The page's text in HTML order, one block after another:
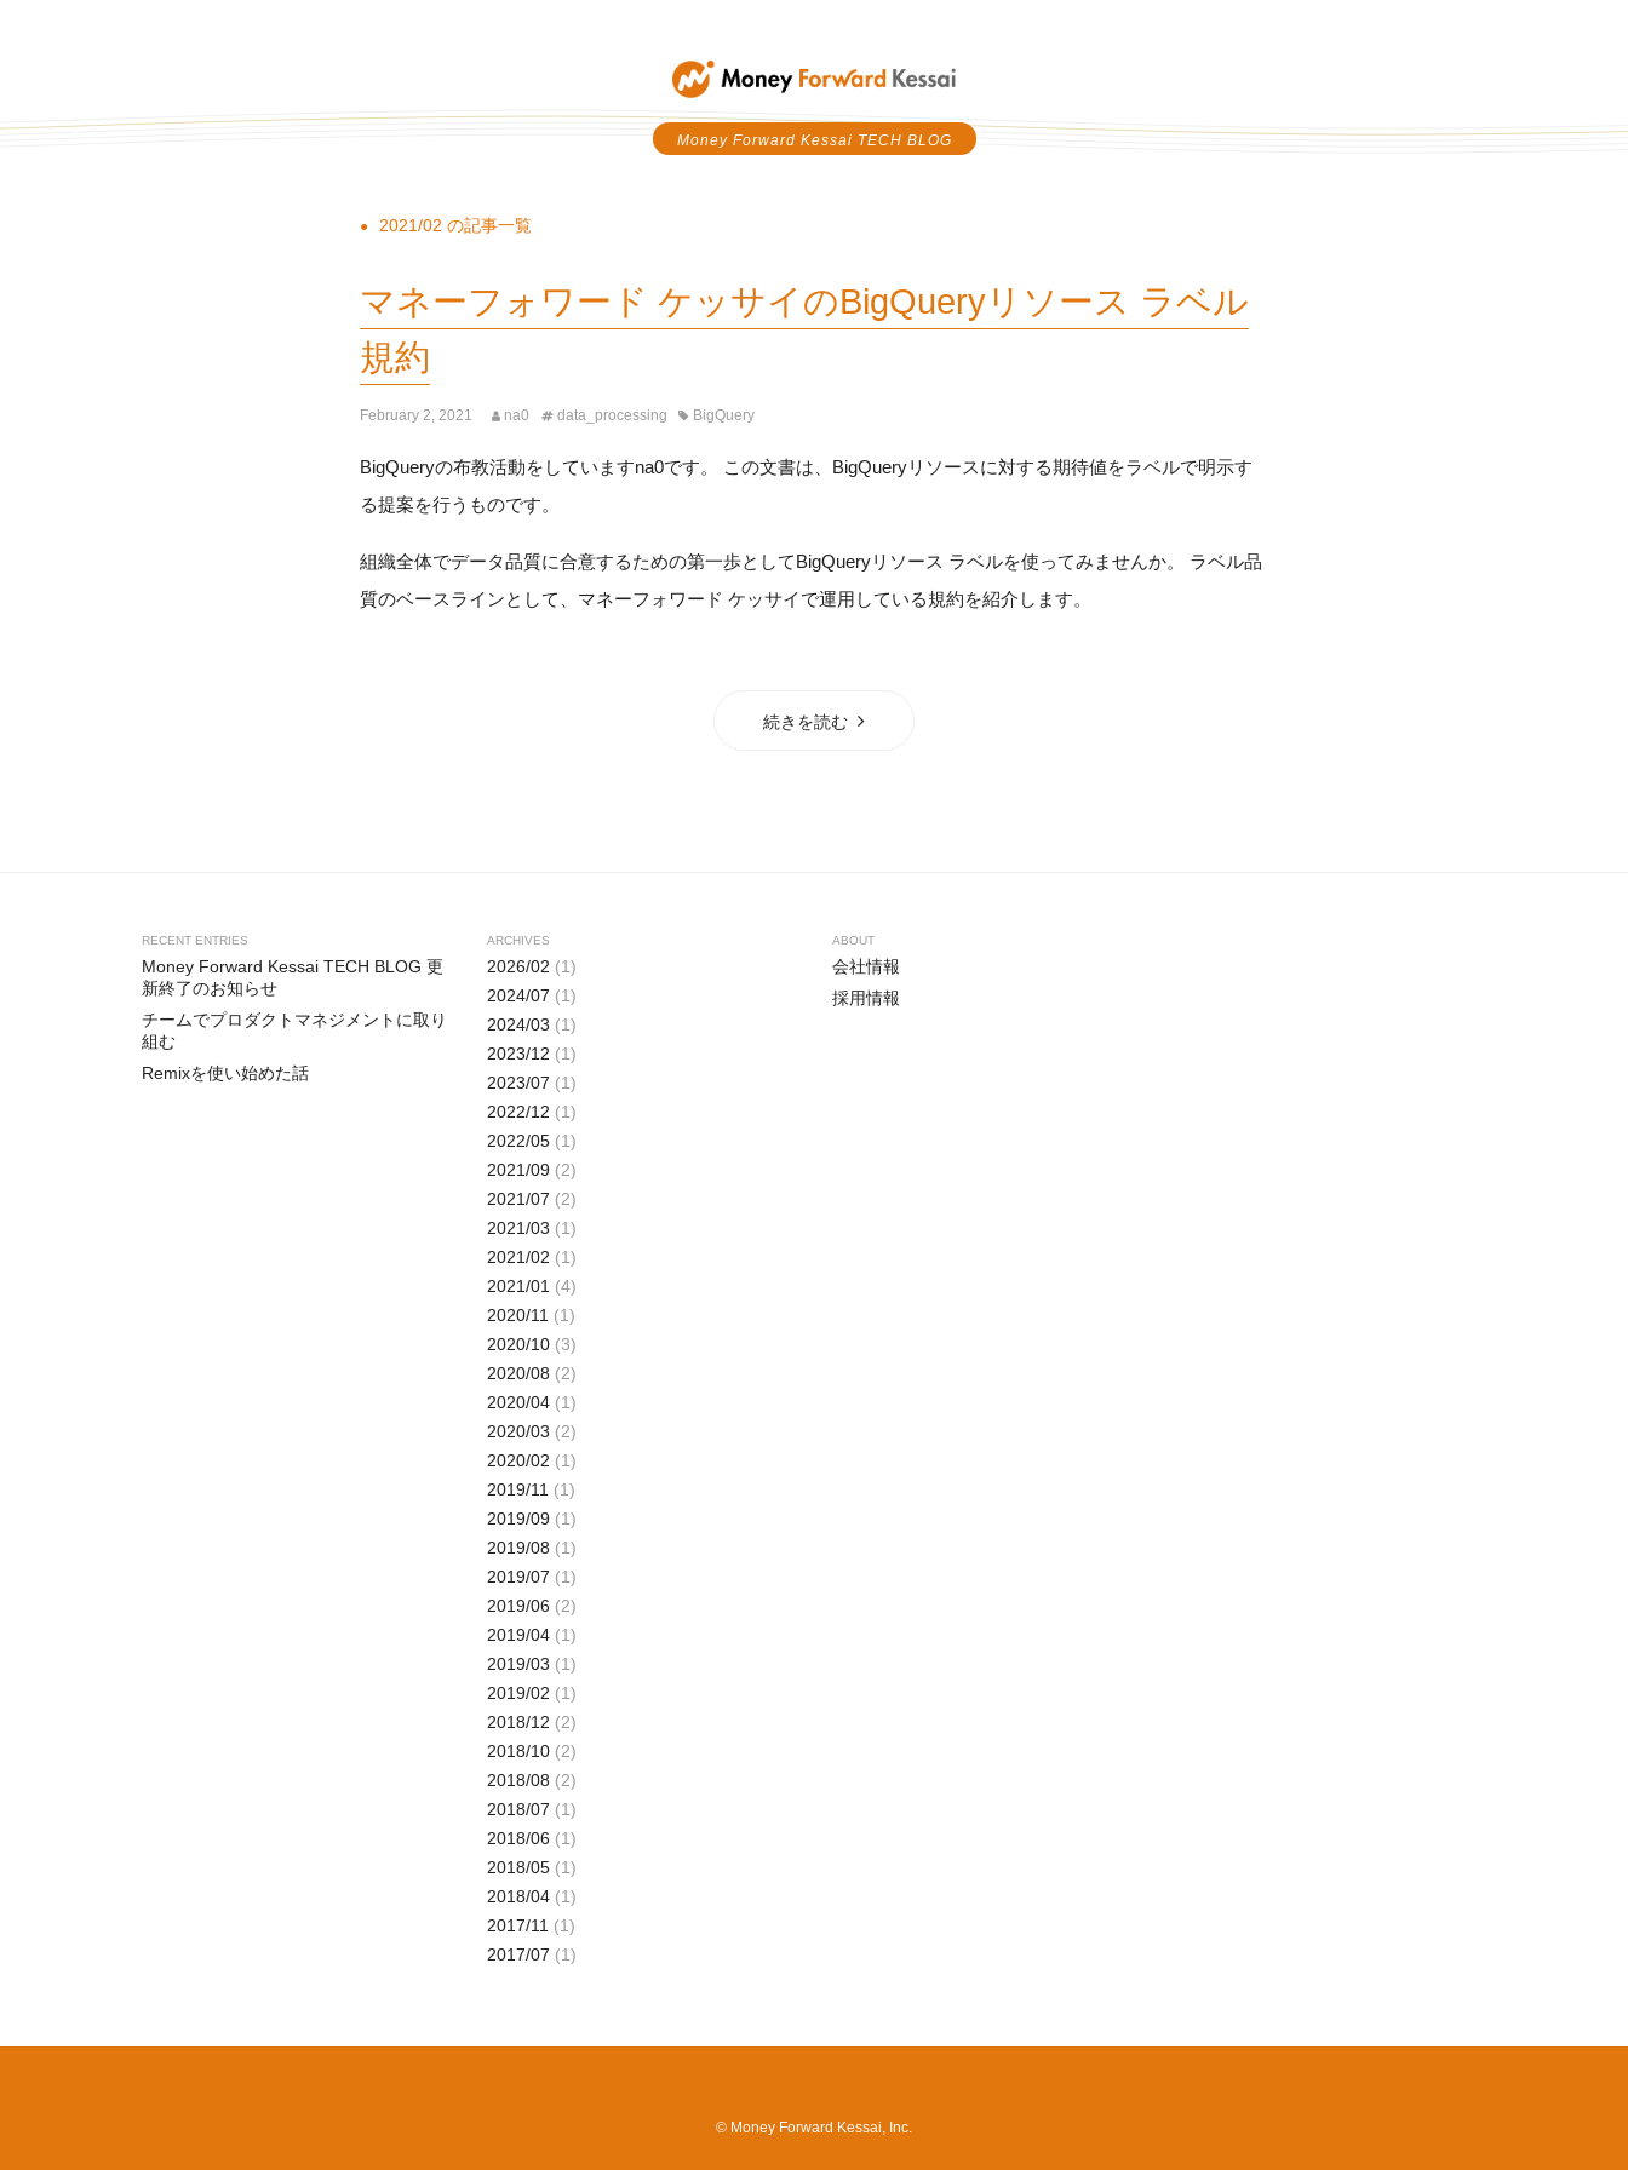
Money Forward Kessai
Money Forward Kessai TECH BLOG
2021/02 の記事一覧
マネーフォワード ケッサイのBigQueryリソース ラベル
規約
February 2, 2021 na0 data_processing BigQuery
BigQueryの布教活動をしていますna0です。 この文書は、BigQueryリソースに対する期待値をラベルで明示す
る提案を行うものです。
組織全体でデータ品質に合意するための第一歩としてBigQueryリソース ラベルを使ってみませんか。 ラベル品
質のベースラインとして、マネーフォワード ケッサイで運用している規約を紹介します。
続きを読む
RECENT ENTRIES
Money Forward Kessai TECH BLOG 更
新終了のお知らせ
チームでプロダクトマネジメントに取り
組む
Remixを使い始めた話
ARCHIVES
2026/02 (1)
2024/07 (1)
2024/03 (1)
2023/12 (1)
2023/07 (1)
2022/12 (1)
2022/05 (1)
2021/09 (2)
2021/07 (2)
2021/03 (1)
2021/02 (1)
2021/01 (4)
2020/11 (1)
2020/10 (3)
2020/08 (2)
2020/04 (1)
2020/03 (2)
2020/02 (1)
2019/11 (1)
2019/09 (1)
2019/08 (1)
2019/07 (1)
2019/06 (2)
2019/04 (1)
2019/03 (1)
2019/02 (1)
2018/12 (2)
2018/10 (2)
2018/08 (2)
2018/07 (1)
2018/06 (1)
2018/05 (1)
2018/04 (1)
2017/11 (1)
2017/07 (1)
ABOUT
会社情報
採用情報
© Money Forward Kessai, Inc.